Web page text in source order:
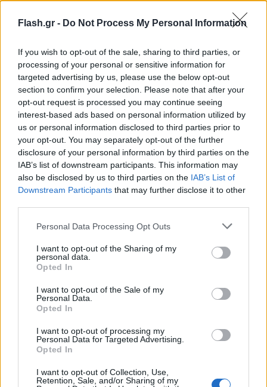
Flash.gr - Do Not Process My Personal Information
If you wish to opt-out of the sale, sharing to third parties, or
processing of your personal or sensitive information for
targeted advertising by us, please use the below opt-out
section to confirm your selection. Please note that after your
opt-out request is processed you may continue seeing
interest-based ads based on personal information utilized by
us or personal information disclosed to third parties prior to
your opt-out. You may separately opt-out of the further
disclosure of your personal information by third parties on the
IAB’s list of downstream participants. This information may
also be disclosed by us to third parties on the IAB’s List of
Downstream Participants that may further disclose it to other
Please note that this website/app uses one or more Google
not limited to your visit or usage behaviour. You may click to
grant or deny consent to Google and its third-party tags to
use your data for below specified purposes in below Google
consent section.
Personal Data Processing Opt Outs
I want to opt-out of the Sharing of my
personal data.
Opted In
I want to opt-out of the Sale of my
Personal Data.
Opted In
I want to opt-out of processing my
Personal Data for Targeted Advertising.
Opted In
I want to opt-out of Collection, Use,
Retention, Sale, and/or Sharing of my
Η οψιόν αγοράς, μάλιστα, μπορεί να γίνει
υποχρεωτική, εφόσον ο Μαντί Καμαρά παίξει το
70% των αγώνων και η Ρόμα αγωνιστεί τη νέα
σεζόν στο Champions League.
Παρότι στην αρχή τα ποσά ήταν αυτά που
αναφέρουμε και από πάνω, πλέον οι Ιταλοί μιλούν
για άλλα ποσά. Συγκεκριμένα, 1,3 εκατομμύρια